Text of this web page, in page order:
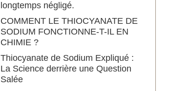
longtemps négligé.
COMMENT LE THIOCYANATE DE
SODIUM FONCTIONNE-T-IL EN
CHIMIE ?
Thiocyanate de Sodium Expliqué :
La Science derrière une Question
Salée